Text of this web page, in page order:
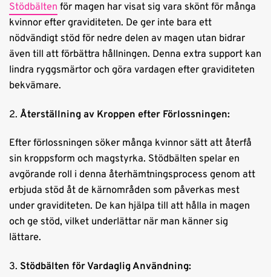
Stödbälten för magen har visat sig vara skönt för många
kvinnor efter graviditeten. De ger inte bara ett
nödvändigt stöd för nedre delen av magen utan bidrar
även till att förbättra hållningen. Denna extra support kan
lindra ryggsmärtor och göra vardagen efter graviditeten
bekvämare.
2. Återställning av Kroppen efter Förlossningen:
Efter förlossningen söker många kvinnor sätt att återfå
sin kroppsform och magstyrka. Stödbälten spelar en
avgörande roll i denna återhämtningsprocess genom att
erbjuda stöd åt de kärnområden som påverkas mest
under graviditeten. De kan hjälpa till att hålla in magen
och ge stöd, vilket underlättar när man känner sig
lättare.
3. Stödbälten för Vardaglig Användning: